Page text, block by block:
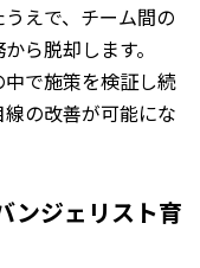
えで、チーム間の
ら脱却します。
で施策を検証し続
の改善が可能にな
ンジェリスト育